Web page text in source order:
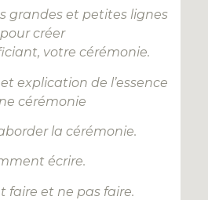
grandes et petites lignes
pour créer
votre cérémonie.
explication de l’essence
cérémonie
la cérémonie.
écrire.
faire et ne pas faire.